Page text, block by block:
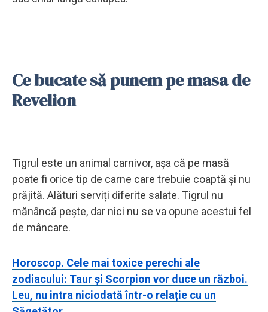
Ce bucate să punem pe masa de
Revelion
Tigrul este un animal carnivor, așa că pe masă
poate fi orice tip de carne care trebuie coaptă și nu
prăjită. Alături serviți diferite salate. Tigrul nu
mănâncă pește, dar nici nu se va opune acestui fel
de mâncare.
Horoscop. Cele mai toxice perechi ale
zodiacului: Taur și Scorpion vor duce un război.
Leu, nu intra niciodată într-o relație cu un